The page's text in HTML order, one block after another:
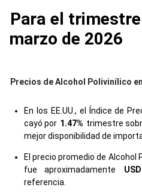
Para el
marzo de 2026
Precios de Alcohol Polivinílico
En los EE.UU., el Índice de
cayó por 1.47% trimestre
mejor disponibilidad de
El precio promedio de
fue aproximadamente
referencia.